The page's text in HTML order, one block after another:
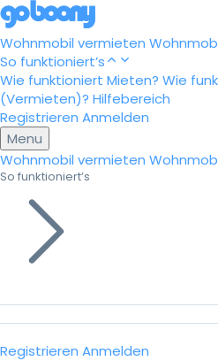
Wohnmobil vermieten
So funktioniert’s
Wie funktioniert Mieten? Wie
(Vermieten)? Hilfebereich
Registrieren Anmelden
Menu
Wohnmobil vermieten
So funktioniert’s
Registrieren Anmelden